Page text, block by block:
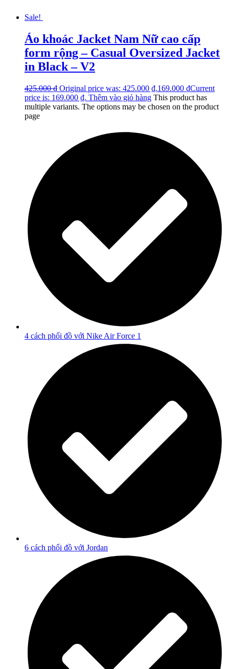
Sale!
Áo khoác Jacket Nam Nữ cao cấp
form rộng – Casual Oversized Jacket
in Black – V2
425.000₫ Original price was: 425.000 ₫.169.000 ₫Current
price is: 169.000 ₫. Thêm vào giỏ hàng This product has
multiple variants. The options may be chosen on the product
page
4 cách phối đồ với Nike Air Force 1
6 cách phối đồ với Jordan